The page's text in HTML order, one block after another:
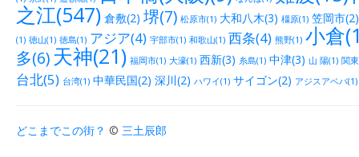
之江(547) 倉敷(2) 堺(7) 松原市(1) 大和八木(3) 橿原(1) 笠岡市(2)
(1) 徳山(1) 徳島(1) アジア(4) 宇部市(1) 和歌山(1) 西条(4) 熊野(1) 小倉
多(6) 天神(21) 福岡市(1) 大濠(1) 西新(3) 糸島(1) 中津(3) 山 陽(1) 関
台北(5) 台湾(1) 中華民国(2) 深川(2) ハワイ(1) サイゴン(2) アジスアベバ(1)
どこまでこの街？ © 三土辰郎